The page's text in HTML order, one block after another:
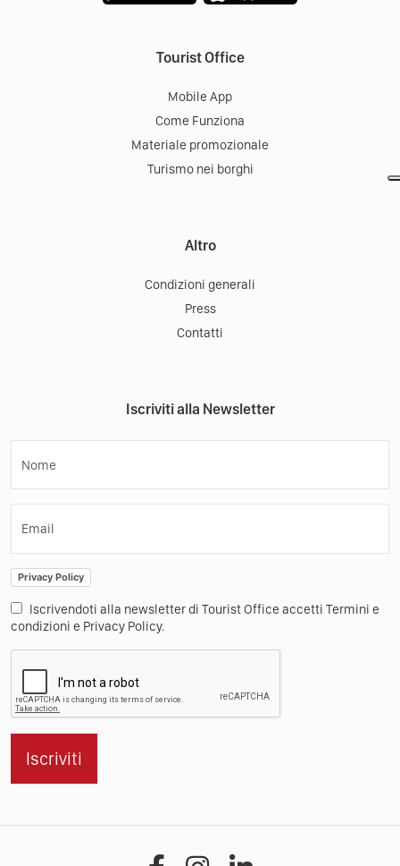
Via Palestro 33/38
Scarica la App:
Press
Contatti
Email
Privacy Policy
Iscrivendoti alla newsletter di Tourist Office accetti Termini e